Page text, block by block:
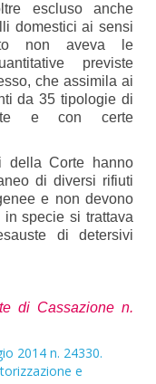
escluso anche
domestici ai sensi
non aveva le
previste
che assimila ai
da 35 tipologie di
e con certe
della Corte hanno
di diversi rifiuti
e non devono
specie si trattava
di detersivi
di Cassazione n.
2014 n. 24330.
e